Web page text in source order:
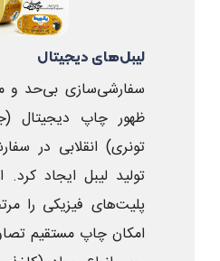
لیبل‌های دیجیتال
سفارشی‌سازی بی‌حد و
ظهور چاپ دیجیتال
تونری) انقلابی در
تولید لیبل ایجاد کرد.
پلیت‌های فیزیکی را
امکان چاپ مستقیم